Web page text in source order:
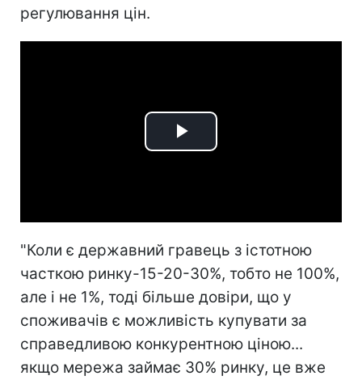
регулювання цін.
Play
"Коли є державний гравець з істотною
часткою ринку-15-20-30%, тобто не 100%,
але і не 1%, тоді більше довіри, що у
споживачів є можливість купувати за
справедливою конкурентною ціною...
якщо мережа займає 30% ринку, це вже